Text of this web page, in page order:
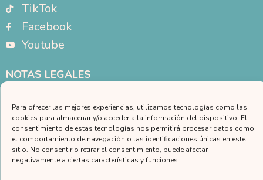
Para ofrecer las mejores experiencias, utilizamos tecnologías como las
cookies para almacenar y/o acceder a la información del dispositivo. El
consentimiento de estas tecnologías nos permitirá procesar datos como
el comportamiento de navegación o las identificaciones únicas en este
sitio. No consentir o retirar el consentimiento, puede afectar
negativamente a ciertas características y funciones.
TikTok
Facebook
Youtube
NOTAS LEGALES
Aviso legal
Política de privacidad
Política de cookies
CONTACTO